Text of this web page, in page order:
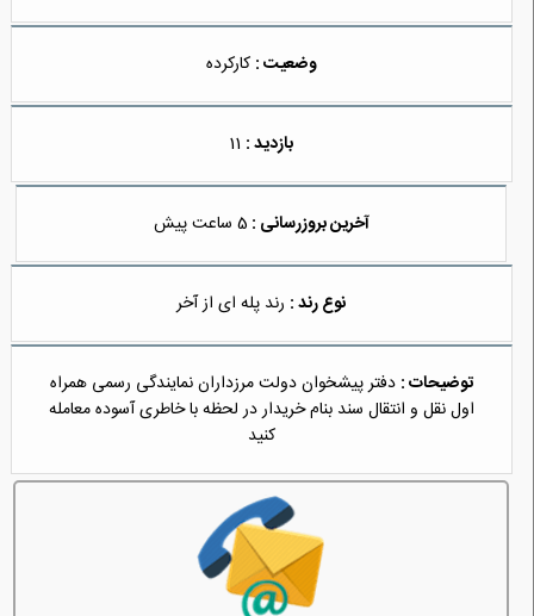
وضعیت : کارکرده
بازدید :
آخرین بروزرسانی : 5 ساعت پیش
نوع رند : رند پله ای از آخر
توضیحات : دفتر پیشخوان دولت مرزداران نمایندگی رسمی همراه
اول نقل و انتقال سند بنام خریدار در لحظه با خاطری آسوده معامله
کنید